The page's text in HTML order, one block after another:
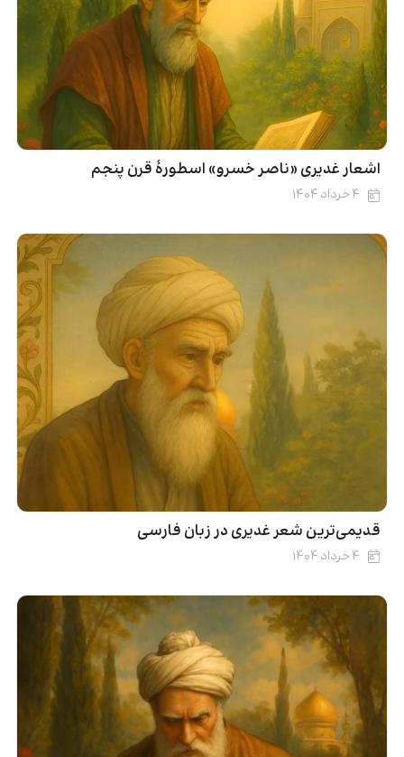
اشعار غدیری «ناصر خسرو» اسطورۀ قرن پنجم
۴ خرداد ۱۴۰۴
قدیمی‌ترین شعر غدیری در زبان فارسی
۴ خرداد ۱۴۰۴